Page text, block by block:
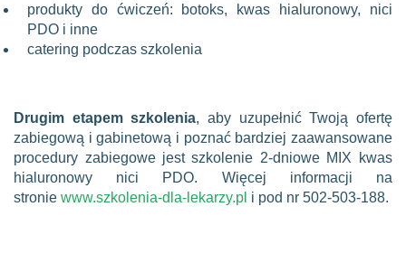
produkty do ćwiczeń: botoks, kwas hialuronowy, nici
PDO i inne
catering podczas szkolenia
Drugim etapem szkolenia, aby uzupełnić Twoją ofertę
zabiegową i gabinetową i poznać bardziej zaawansowane
procedury zabiegowe jest szkolenie 2-dniowe MIX kwas
hialuronowy nici PDO. Więcej informacji na
stroniewww.szkolenia-dla-lekarzy.pl i pod nr 502-503-188.